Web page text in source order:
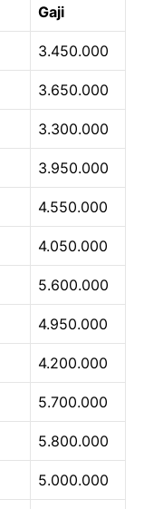
Gaji
3.450.000
3.650.000
3.300.000
3.950.000
4.550.000
4.050.000
5.600.000
4.950.000
4.200.000
5.700.000
5.800.000
5.000.000